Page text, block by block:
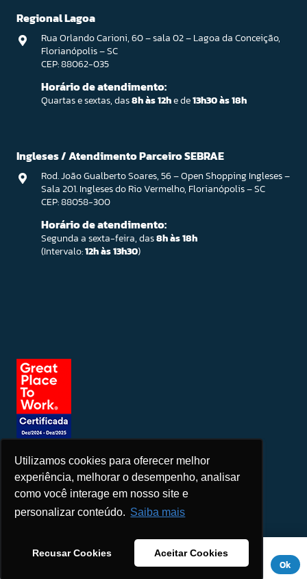
Utilizamos cookies para oferecer melhor
experiência, melhorar o desempenho, analisar
como você interage em nosso site e
personalizar conteúdo. Saiba mais
Recusar Cookies Aceitar Cookies
Regional Lagoa
Rua Orlando Carioni, 60 – sala 02 – Lagoa da Conceição,
Florianópolis – SC
CEP: 88062-035
Horário de atendimento:
Quartas e sextas, das8h às 12he de13h30 às 18h
Ingleses / Atendimento Parceiro SEBRAE
Rod. João Gualberto Soares, 56 – Open Shopping Ingleses –
Sala 201. Ingleses do Rio Vermelho, Florianópolis – SC
CEP: 88058-300
Horário de atendimento:
Segunda a sexta-feira, das8h às 18h
(Intervalo:12h às 13h30)
Seja um patrocinador
Este site usa cookies para melhorar sua experiência. Se você
continuar a usar este site, você concorda com ele.Aviso de
Ok